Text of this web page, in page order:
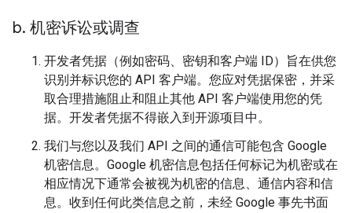
b. 机密诉讼或调查
开发者凭据（例如密码、密钥和客户端 ID）旨在供您
识别并标识您的 API 客户端。您应对凭据保密，并采
取合理措施阻止和阻止其他 API 客户端使用您的凭
据。开发者凭据不得嵌入到开源项目中。
我们与您以及我们 API 之间的通信可能包含 Google
机密信息。Google 机密信息包括任何标记为机密或在
相应情况下通常会被视为机密的信息、通信内容和信
息。收到任何此类信息之前，未经 Google 事先书面